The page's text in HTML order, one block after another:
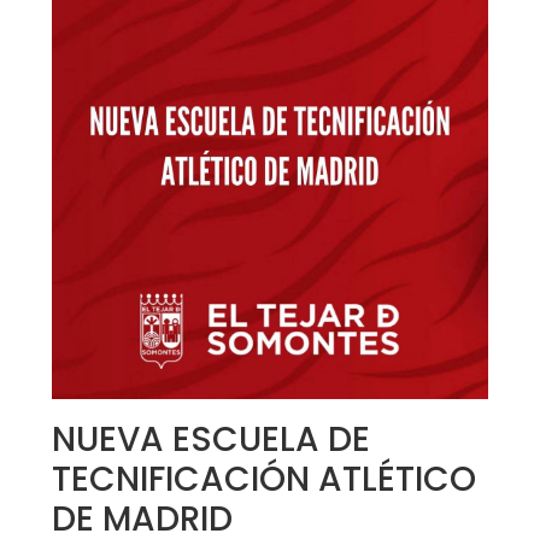
NUEVA ESCUELA DE
TECNIFICACIÓN ATLÉTICO
DE MADRID